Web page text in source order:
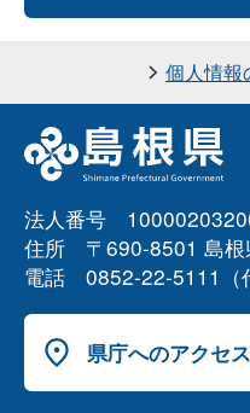
個人情報
法人番号
住所 〒690-8501 島根
電話 0852-22-5111（
県庁へのアクセス